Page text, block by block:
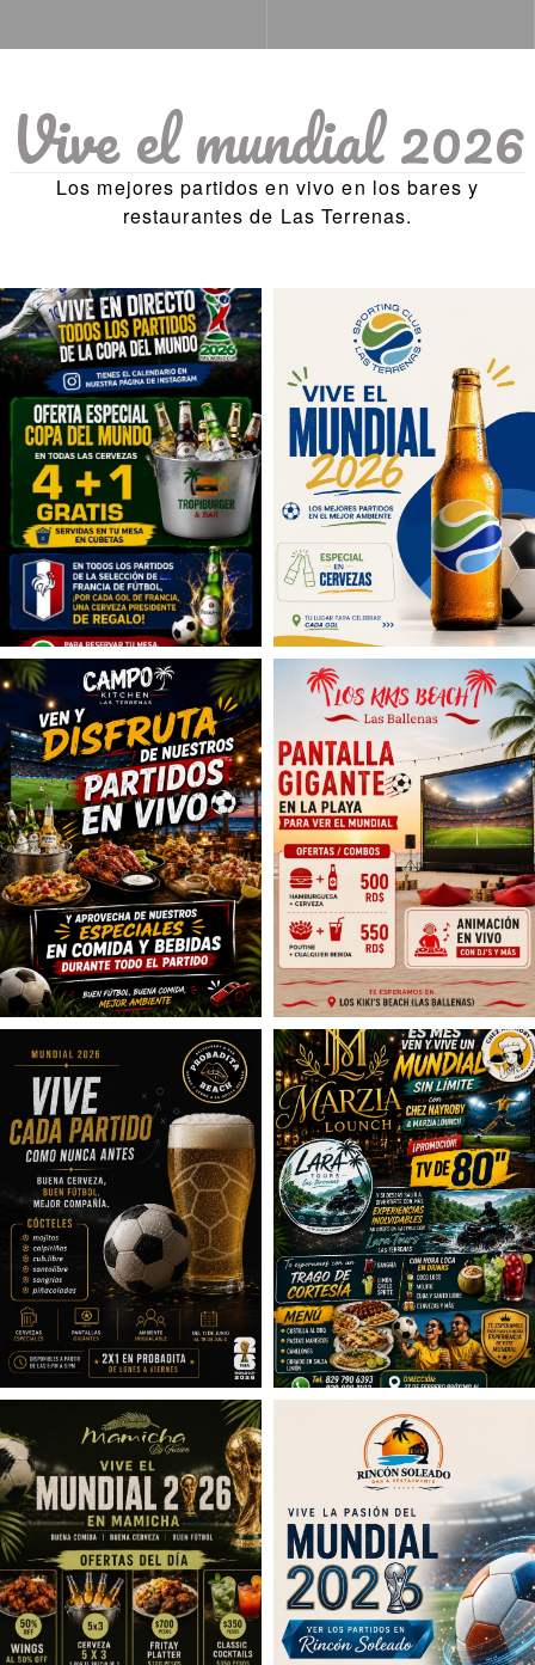
Vive el mundial 2026
Los mejores partidos en vivo en los bares y
restaurantes de Las Terrenas.